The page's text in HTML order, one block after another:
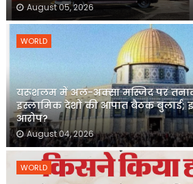
August 05, 2026
WORLD
यरूशलम में अल-अक्सा मस्जिद पर तनाव
इस्लामिक देशों की आपात बैठक बुलाई;
आरोप?
August 04, 2026
WORLD